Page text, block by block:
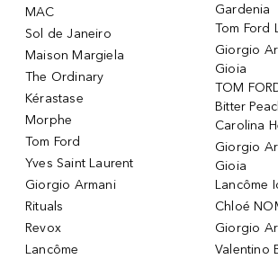
MAC
Sol de Janeiro
Maison Margiela
The Ordinary
Kérastase
Morphe
Tom Ford
Yves Saint Laurent
Giorgio Armani
Rituals
Revox
Lancôme
Gardenia
Tom Ford
Giorgio
Gioia
TOM
Bitter
Carolina
Giorgio
Gioia
Lancôme
Chloé
Giorgio
Valentino